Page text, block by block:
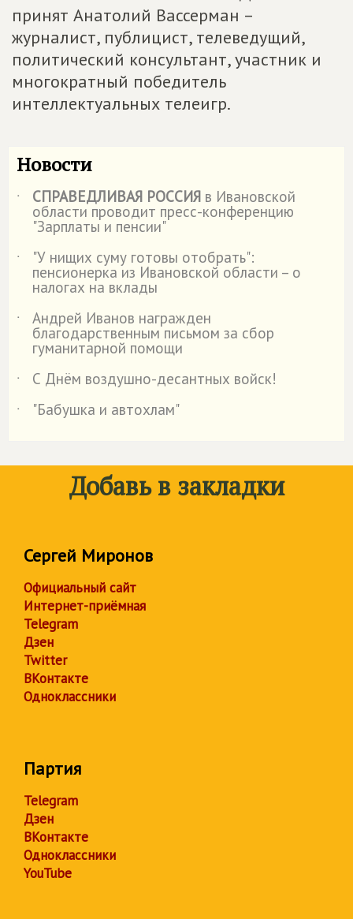
принят Анатолий Вассерман –
журналист, публицист, телеведущий,
политический консультант, участник и
многократный победитель
интеллектуальных телеигр.
Новости
˙ СПРАВЕДЛИВАЯ РОССИЯ в Ивановской
области проводит пресс-конференцию
"Зарплаты и пенсии"
˙
"У нищих суму готовы отобрать":
пенсионерка из Ивановской области – о
налогах на вклады
˙
Андрей Иванов награжден
благодарственным письмом за сбор
гуманитарной помощи
˙
С Днём воздушно-десантных войск!
˙
"Бабушка и автохлам"
Добавь в закладки
Сергей Миронов
Официальный сайт
Интернет-приёмная
Telegram
Дзен
Twitter
ВКонтакте
Одноклассники
Партия
Telegram
Дзен
ВКонтакте
Одноклассники
YouTube